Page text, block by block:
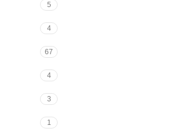
5
4
67
4
3
1